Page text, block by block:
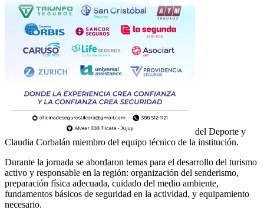
del Deporte y
Claudia Corbalán miembro del equipo técnico de la institución.
Durante la jornada se abordaron temas para el desarrollo del turismo
activo y responsable en la región: organización del senderismo,
preparación física adecuada, cuidado del medio ambiente,
fundamentos básicos de seguridad en la actividad, y equipamiento
necesario.